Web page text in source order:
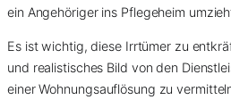
ein Angehöriger ins Pflegeheim
Es ist wichtig, diese Irrtümer zu
und realistisches Bild von den
einer Wohnungsauflösung zu